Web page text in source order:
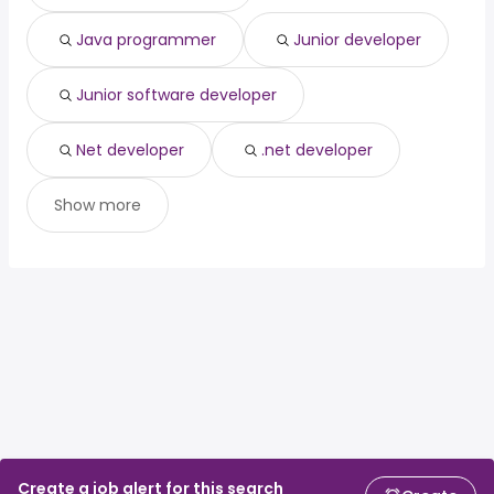
Create a job alert for this search
from $ 67,738 to $ 88,608 year
Java programmer Junior developer
Junior software developer
Net developer .net developer
Show more